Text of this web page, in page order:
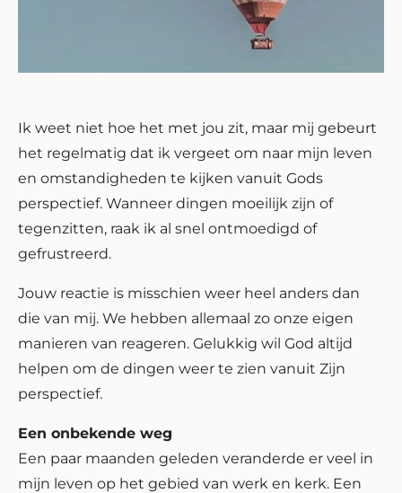
Ik weet niet hoe het met jou zit, maar mij gebeurt
het regelmatig dat ik vergeet om naar mijn leven
en omstandigheden te kijken vanuit Gods
perspectief. Wanneer dingen moeilijk zijn of
tegenzitten, raak ik al snel ontmoedigd of
gefrustreerd.
Jouw reactie is misschien weer heel anders dan
die van mij. We hebben allemaal zo onze eigen
manieren van reageren. Gelukkig wil God altijd
helpen om de dingen weer te zien vanuit Zijn
perspectief.
Een onbekende weg
Een paar maanden geleden veranderde er veel in
mijn leven op het gebied van werk en kerk. Een